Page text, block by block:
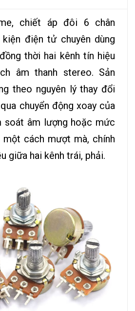
chiết áp đôi 6 chân
điện tử chuyên dùng
thời hai kênh tín hiệu
âm thanh stereo. Sản
theo nguyên lý thay đổi
chuyển động xoay của
soát âm lượng hoặc mức
cách mượt mà, chính
giữa hai kênh trái, phải.